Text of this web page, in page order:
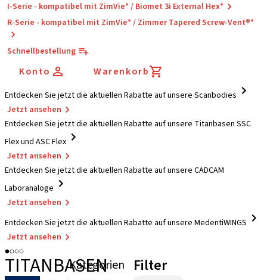
I-Serie - kompatibel mit ZimVie* / Biomet 3i External Hex*
R-Serie - kompatibel mit ZimVie* / Zimmer Tapered Screw-Vent®*
Schnellbestellung
Konto Warenkorb
Entdecken Sie jetzt die aktuellen Rabatte auf unsere Scanbodies
Jetzt ansehen
Entdecken Sie jetzt die aktuellen Rabatte auf unsere Titanbasen SSC
Flex und ASC Flex
Jetzt ansehen
Entdecken Sie jetzt die aktuellen Rabatte auf unsere CADCAM
Laboranaloge
Jetzt ansehen
Entdecken Sie jetzt die aktuellen Rabatte auf unsere MedentiWINGS
Jetzt ansehen
TITANBASEN
Kategorien Filter